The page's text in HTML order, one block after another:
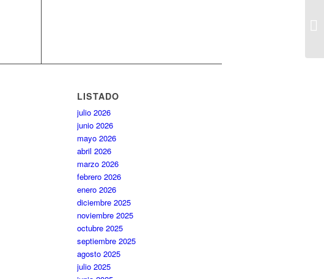
LISTADO
julio 2026
junio 2026
mayo 2026
abril 2026
marzo 2026
febrero 2026
enero 2026
diciembre 2025
noviembre 2025
octubre 2025
septiembre 2025
agosto 2025
julio 2025